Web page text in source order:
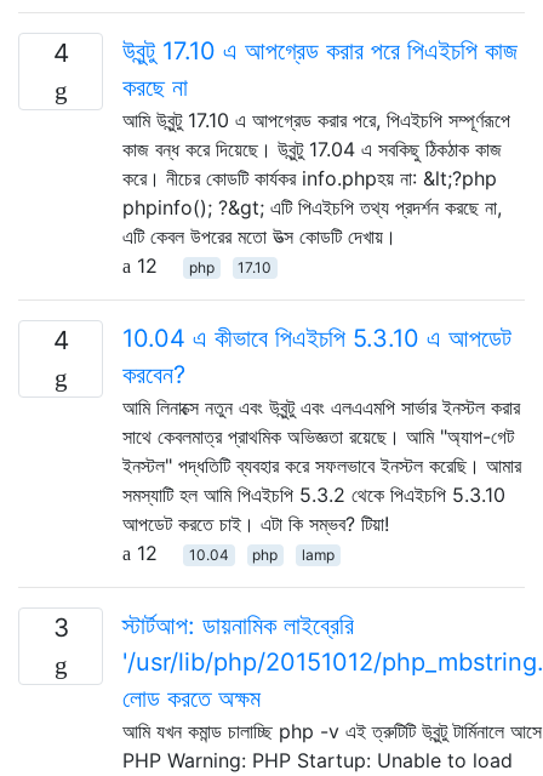
4
উবুন্টু 17.10 এ আপগ্রেড করার পরে পিএইচপি কাজ
করছে না
আমি উবুন্টু 17.10 এ আপগ্রেড করার পরে, পিএইচপি সম্পূর্ণরূপে
কাজ বন্ধ করে দিয়েছে। উবুন্টু 17.04 এ সবকিছু ঠিকঠাক কাজ
করে। নীচের কোডটি কার্যকর info.phpহয় না: &lt;?php
phpinfo(); ?&gt; এটি পিএইচপি তথ্য প্রদর্শন করছে না,
এটি কেবল উপরের মতো উত্স কোডটি দেখায়।
12
php 17.10
4
10.04 এ কীভাবে পিএইচপি 5.3.10 এ আপডেট
করবেন?
আমি লিনাক্সে নতুন এবং উবুন্টু এবং এলএএমপি সার্ভার ইনস্টল করার
সাথে কেবলমাত্র প্রাথমিক অভিজ্ঞতা রয়েছে। আমি "অ্যাপ-গেট
ইনস্টল" পদ্ধতিটি ব্যবহার করে সফলভাবে ইনস্টল করেছি। আমার
সমস্যাটি হল আমি পিএইচপি 5.3.2 থেকে পিএইচপি 5.3.10
আপডেট করতে চাই। এটা কি সম্ভব? টিয়া!
12
10.04 php lamp
3
স্টার্টআপ: ডায়নামিক লাইব্রেরি
'/usr/lib/php/20151012/
লোড করতে অক্ষম
আমি যখন কমান্ড চালাচ্ছি php -v এই ত্রুটিটি উবুন্টু টার্মিনালে
PHP Warning: PHP Startup: Unable to load